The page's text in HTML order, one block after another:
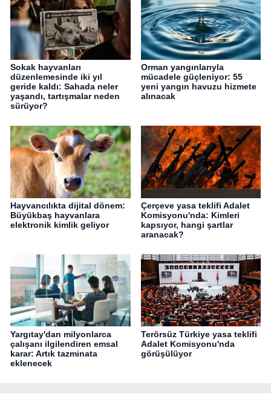
Sokak hayvanları
düzenlemesinde iki yıl
geride kaldı: Sahada neler
yaşandı, tartışmalar neden
sürüyor?
Orman yangınlarıyla
mücadele güçleniyor: 55
yeni yangın havuzu hizmete
alınacak
Hayvancılıkta dijital dönem:
Büyükbaş hayvanlara
elektronik kimlik geliyor
Çerçeve yasa teklifi Adalet
Komisyonu'nda: Kimleri
kapsıyor, hangi şartlar
aranacak?
Yargıtay'dan milyonlarca
çalışanı ilgilendiren emsal
karar: Artık tazminata
eklenecek
Terörsüz Türkiye yasa teklifi
Adalet Komisyonu'nda
görüşülüyor